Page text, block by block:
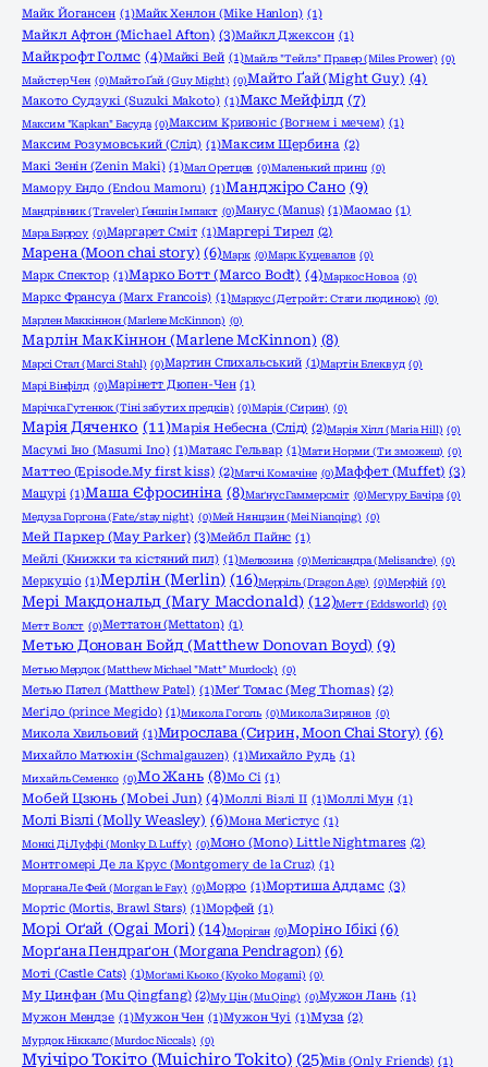
Майк Йогансен (1)Майк Хенлон (Mike Hanlon) (1)
Майкл Афтон (Michael Afton) (3)Майкл Джексон (1)
Майкрофт Голмс (4)Майкі Вей (1)Майлз "Тейлз" Правер (Miles Prower) (0)
Майстер Чен (0)Майто Ґай (Guy Might) (0)Майто Ґай (Might Guy) (4)
Макото Судзукі (Suzuki Makoto) (1)Макс Мейфілд (7)
Максим "Kapkan" Басуда (0)Максим Кривоніс (Вогнем і мечем) (1)
Максим Розумовський (Слід) (1)Максим Щербина (2)
Макі Зенін (Zenin Maki) (1)Мал Оретцев (0)Маленький принц (0)
Мамору Ендо (Endou Mamoru) (1)Манджіро Сано (9)
Мандрівник (Traveler) Ґеншін Імпакт (0)Манус (Manus) (1)Маомао (1)
Мара Барроу (0)Маргарет Сміт (1)Маргері Тирел (2)
Марена (Moon chai story) (6)Марк (0)Марк Куцевалов (0)
Марк Спектор (1)Марко Ботт (Marco Bodt) (4)Маркос Новоа (0)
Маркс Франсуа (Marx Francois) (1)Маркус (Детройт: Стати людиною) (0)
Марлен Маккіннон (Marlene McKinnon) (0)
Марлін МакКіннон (Marlene McKinnon) (8)
Марсі Стал (Marci Stahl) (0)Мартин Спихальський (1)Мартін Блеквуд (0)
Марі Вінфілд (0)Марінетт Дюпен-Чен (1)
Марічка Гутенюк (Тіні забутих предків) (0)Марія (Сирин) (0)
Марія Дяченко (11)Марія Небесна (Слід) (2)Марія Хілл (Maria Hill) (0)
Масумі Іно (Masumi Ino) (1)Матаяс Гельвар (1)Мати Норми (Ти зможеш) (0)
Маттео (Episode.My first kiss) (2)Матчі Комачіне (0)Маффет (Muffet) (3)
Мацурі (1)Маша Єфросиніна (8)Маґнус Гаммерсміт (0)Мегуру Бачіра (0)
Медуза Горгона (Fate/stay night) (0)Мей Нянцзин (Mei Nianqing) (0)
Мей Паркер (May Parker) (3)Мейбл Пайнс (1)
Мейлі (Книжки та кістяний пил) (1)Мелюзина (0)Мелісандра (Melisandre) (0)
Меркуціо (1)Мерлін (Merlin) (16)Мерріль (Dragon Age) (0)Мерфій (0)
Мері Макдональд (Mary Macdonald) (12)Метт (Eddsworld) (0)
Метт Волст (0)Меттатон (Mettaton) (1)
Метью Донован Бойд (Matthew Donovan Boyd) (9)
Метью Мердок (Matthew Michael "Matt" Murdock) (0)
Метью Пател (Matthew Patel) (1)Меґ Томас (Meg Thomas) (2)
Меґідо (prince Megido) (1)Микола Гоголь (0)Микола Зирянов (0)
Микола Хвильовий (1)Мирослава (Сирин, Moon Chai Story) (6)
Михайло Матюхін (Schmalgauzen) (1)Михайло Рудь (1)
Михайль Семенко (0)Мо Жань (8)Мо Сі (1)
Мобей Цзюнь (Mobei Jun) (4)Моллі Візлі ІІ (1)Моллі Мун (1)
Молі Візлі (Molly Weasley) (6)Мона Меґістус (1)
Монкі Ді Луффі (Monky D. Luffy) (0)Моно (Mono) Little Nightmares (2)
Монтгомері Де ла Крус (Montgomery de la Cruz) (1)
Моргана Ле Фей (Morgan le Fay) (0)Морро (1)Мортиша Аддамс (3)
Мортіс (Mortis, Brawl Stars) (1)Морфей (1)
Морі Оґай (Ogai Mori) (14)Моріган (0)Моріно Ібікі (6)
Морґана Пендраґон (Morgana Pendragon) (6)
Моті (Castle Cats) (1)Моґамі Кьоко (Kyoko Mogami) (0)
Му Цинфан (Mu Qingfang) (2)Му Цін (Mu Qing) (0)Мужон Лань (1)
Мужон Мендзе (1)Мужон Чен (1)Мужон Чуі (1)Муза (2)
Мурдок Ніккалс (Murdoc Niccals) (0)
Муічіро Токіто (Muichiro Tokito) (25)Мів (Only Friends) (1)